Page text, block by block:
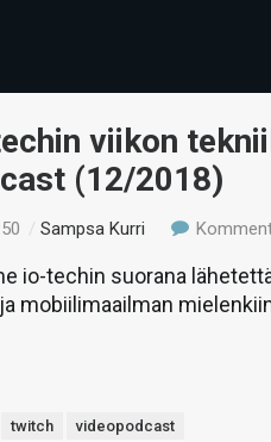
viikon
(12/2018)
/Sampsa Kurri
io-techin suorana
mobiilimaailman
twitch videopodcast